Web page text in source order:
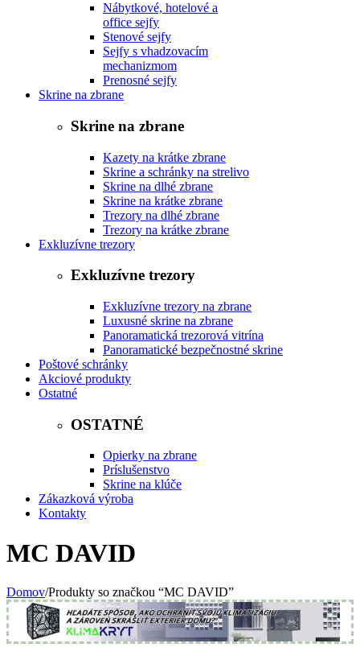
Nábytkové, hotelové a
office sejfy
Stenové sejfy
Sejfy s vhadzovacím
mechanizmom
Prenosné sejfy
Skrine na zbrane
Skrine na zbrane
Kazety na krátke zbrane
Skrine a schránky na strelivo
Skrine na dlhé zbrane
Skrine na krátke zbrane
Trezory na dlhé zbrane
Trezory na krátke zbrane
Exkluzívne trezory
Exkluzívne trezory
Exkluzívne trezory na zbrane
Luxusné skrine na zbrane
Panoramatická trezorová vitrína
Panoramatické bezpečnostné skrine
Poštové schránky
Akciové produkty
Ostatné
OSTATNÉ
Opierky na zbrane
Príslušenstvo
Skrine na klúče
Zákazková výroba
Kontakty
MC DAVID
Domov/Produkty so značkou “MC DAVID”